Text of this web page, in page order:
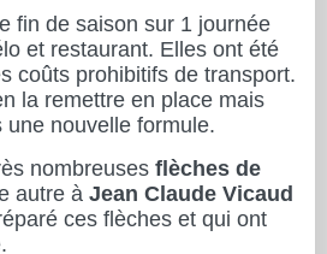
fin de saison sur 1 journée
et restaurant. Elles ont été
coûts prohibitifs de transport.
la remettre en place mais
une nouvelle formule.
nombreuses flèches de
autre à Jean Claude Vicaud
ces flèches et qui ont